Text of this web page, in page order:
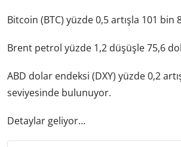
Bitcoin (BTC) yüzde 0,5 artışla 101 bin
Brent petrol yüzde 1,2 düşüşle 75,6
ABD dolar endeksi (DXY) yüzde 0,2
seviyesinde bulunuyor.
Detaylar geliyor…